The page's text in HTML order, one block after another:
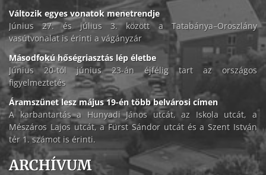
Változik egyes vonatok menetrendje
Június 27. és július 3. között a Tatabánya–Oroszlány
vasútvonalat is érinti a vágányzár
Másodfokú hőségriasztás lép életbe
Június 20-tól június 23-án éjfélig tart az országos
figyelmeztetés
Áramszünet lesz május 19-én több belvárosi címen
A karbantartás a Hunyadi János utcát, az Iskola utcát, a
Mészáros Lajos utcát, a Fürst Sándor utcát és a Szent István
tér 1. számot is érinti.
ARCHÍVUM